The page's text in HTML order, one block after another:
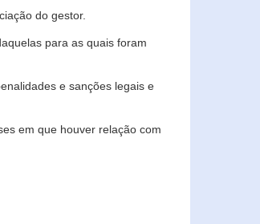
do gestor.
para as quais foram
e sanções legais e
em que houver relação com